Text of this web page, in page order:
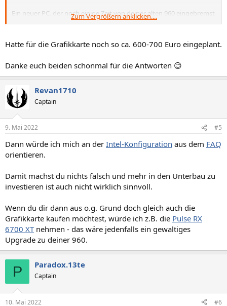
Ein neuer PC, der noch einige Zeit von deiner alten 960 eingebremst
wird, ist also vlt. nicht das Gelbe vom Ei. Mit dem Budget wäre wohl
wenn du etwas aufstockt beim Vorziehen des GPU-Kaufs.
Zum Vergrößern anklicken....
Hatte für die Grafikkarte noch so ca. 600-700 Euro eingeplant.
Danke euch beiden schonmal für die Antworten 😊
Revan1710
Captain
9. Mai 2022 #5
Dann würde ich mich an der Intel-Konfiguration aus dem FAQ
orientieren.
Damit machst du nichts falsch und mehr in den Unterbau zu
investieren ist auch nicht wirklich sinnvoll.
Wenn du dir dann aus o.g. Grund doch gleich auch die
Grafikkarte kaufen möchtest, würde ich z.B. die Pulse RX
6700 XTnehmen - das wäre jedenfalls ein gewaltiges
Upgrade zu deiner 960.
P Paradox.13te
Captain
10. Mai 2022 #6